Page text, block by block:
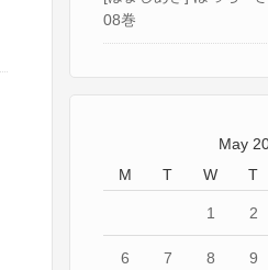
08巻
May
M
T W T
1 2
6 7 8 9